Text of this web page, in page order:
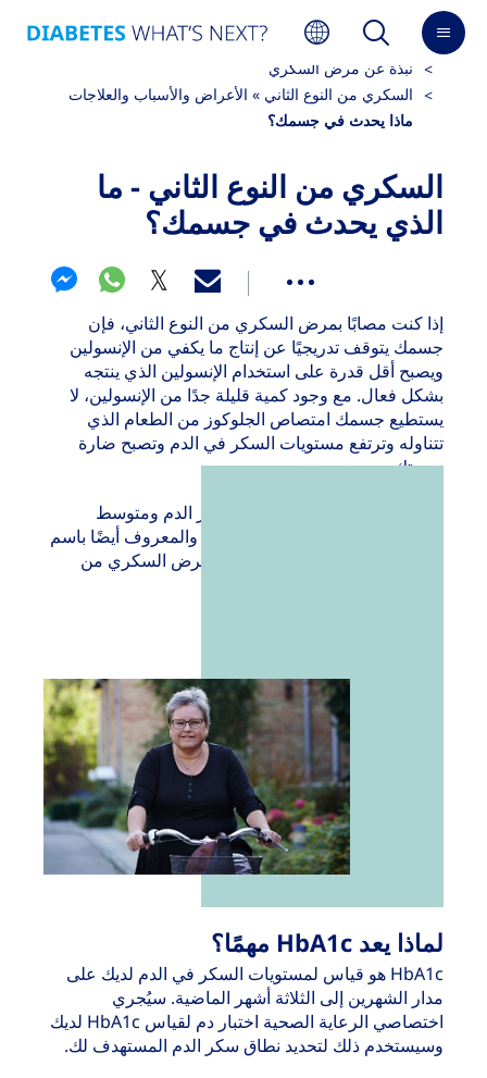
مرض السكري الذي تم تشخيصه حديثًا
نبذة عن مرض السكّري
السكري من النوع الثاني » الأعراض والأسباب والعلاجات
ماذا يحدث في جسمك؟
السكري من النوع الثاني - ما
الذي يحدث في جسمك؟
إذا كنت مصابًا بمرض السكري من النوع الثاني، فإن
جسمك يتوقف تدريجيًا عن إنتاج ما يكفي من الإنسولين
ويصبح أقل قدرة على استخدام الإنسولين الذي ينتجه
بشكل فعال. مع وجود كمية قليلة جدًا من الإنسولين، لا
يستطيع جسمك امتصاص الجلوكوز من الطعام الذي
تتناوله وترتفع مستويات السكر في الدم وتصبح ضارة
بصحتك.
إن فهم العلاقة بين الإنسولين وسكر الدم ومتوسط
مستويات سكر الدم بمرور الوقت - والمعروف أيضًا باسم
HbA1c - أمر مهم للسيطرة على مرض السكري من
لماذا يعد HbA1c مهمًا؟
HbA1c هو قياس لمستويات السكر في الدم لديك على
مدار الشهرين إلى الثلاثة أشهر الماضية. سيُجري
اختصاصي الرعاية الصحية اختبار دم لقياس HbA1c لديك
وسيستخدم ذلك لتحديد نطاق سكر الدم المستهدف لك.